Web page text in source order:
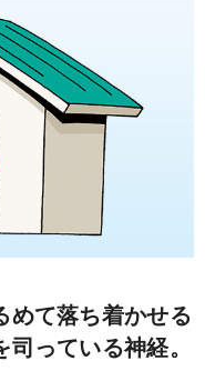
めて落ち着かせる
司っている神経。